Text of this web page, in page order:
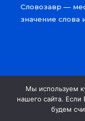
Словозавр —
значение слова
Мы используем
нашего сайта.
будем